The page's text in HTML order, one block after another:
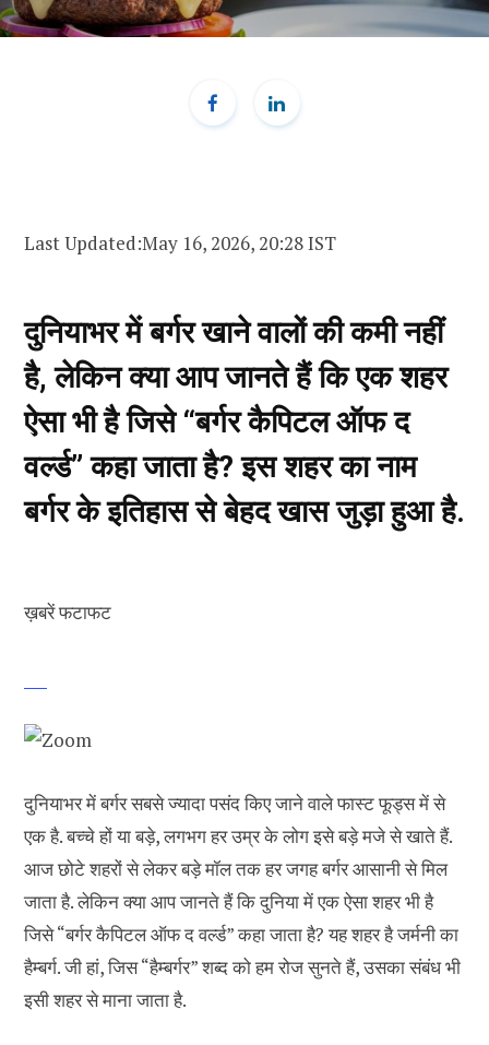
Last Updated:May 16, 2026, 20:28 IST
दुनियाभर में बर्गर खाने वालों की कमी नहीं
है, लेकिन क्या आप जानते हैं कि एक शहर
ऐसा भी है जिसे “बर्गर कैपिटल ऑफ द
वर्ल्ड” कहा जाता है? इस शहर का नाम
बर्गर के इतिहास से बेहद खास जुड़ा हुआ है.
ख़बरें फटाफट
दुनियाभर में बर्गर सबसे ज्यादा पसंद किए जाने वाले फास्ट फूड्स में से
एक है. बच्चे हों या बड़े, लगभग हर उम्र के लोग इसे बड़े मजे से खाते हैं.
आज छोटे शहरों से लेकर बड़े मॉल तक हर जगह बर्गर आसानी से मिल
जाता है. लेकिन क्या आप जानते हैं कि दुनिया में एक ऐसा शहर भी है
जिसे “बर्गर कैपिटल ऑफ द वर्ल्ड” कहा जाता है? यह शहर है जर्मनी का
हैम्बर्ग. जी हां, जिस “हैम्बर्गर” शब्द को हम रोज सुनते हैं, उसका संबंध भी
इसी शहर से माना जाता है.